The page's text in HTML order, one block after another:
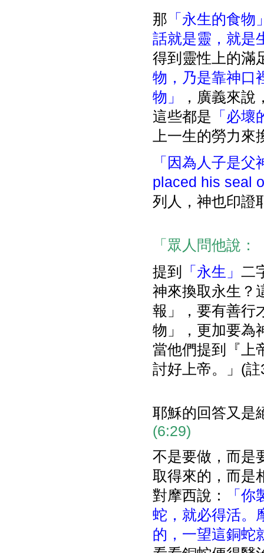
那 「永生的食物
話就是靈，就是
得到靈性上的滿
物，乃是靠神口
物」
，廣義來
這些都是 「必
上一生的勞力來
「因為人子是
placed his seal
列人，神也印證
「眾人問他說
提到
「永生」 二
神來換取永生？
報」，要有善行
物」，更加要為
當他們提到『上
討好上帝。」(註
耶穌的回答又是
(6:29)
不是要做，而是
取得來的，而是
對摩西說：
「
蛇，就必得活。
的，一望這銅蛇